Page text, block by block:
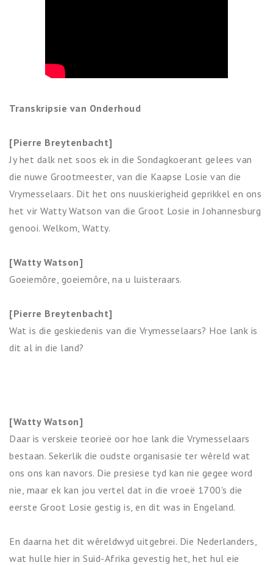
Transkripsie van Onderhoud
[Pierre Breytenbacht]
Jy het dalk net soos ek in die Sondagkoerant gelees van
die nuwe Grootmeester, van die Kaapse Losie van die
Vrymesselaars. Dit het ons nuuskierigheid geprikkel en ons
het vir Watty Watson van die Groot Losie in Johannesburg
genooi. Welkom, Watty.
[Watty Watson]
Goeiemôre, goeiemôre, na u luisteraars.
[Pierre Breytenbacht]
Wat is die geskiedenis van die Vrymesselaars? Hoe lank is
dit al in die land?
[Watty Watson]
Daar is verskeie teorieë oor hoe lank die Vrymesselaars
bestaan. Sekerlik die oudste organisasie ter wêreld wat
ons ons kan navors. Die presiese tyd kan nie gegee word
nie, maar ek kan jou vertel dat in die vroeë 1700's die
eerste Groot Losie gestig is, en dit was in Engeland.
En daarna het dit wêreldwyd uitgebrei. Die Nederlanders,
wat hulle hier in Suid-Afrika gevestig het, het hul eie